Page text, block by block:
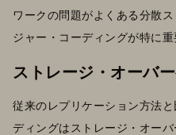
ワークの問題がよくある分散
ジャー・コーディングが特に重
ストレージ・オーバ
従来のレプリケーション方法
ディングはストレージ・オー